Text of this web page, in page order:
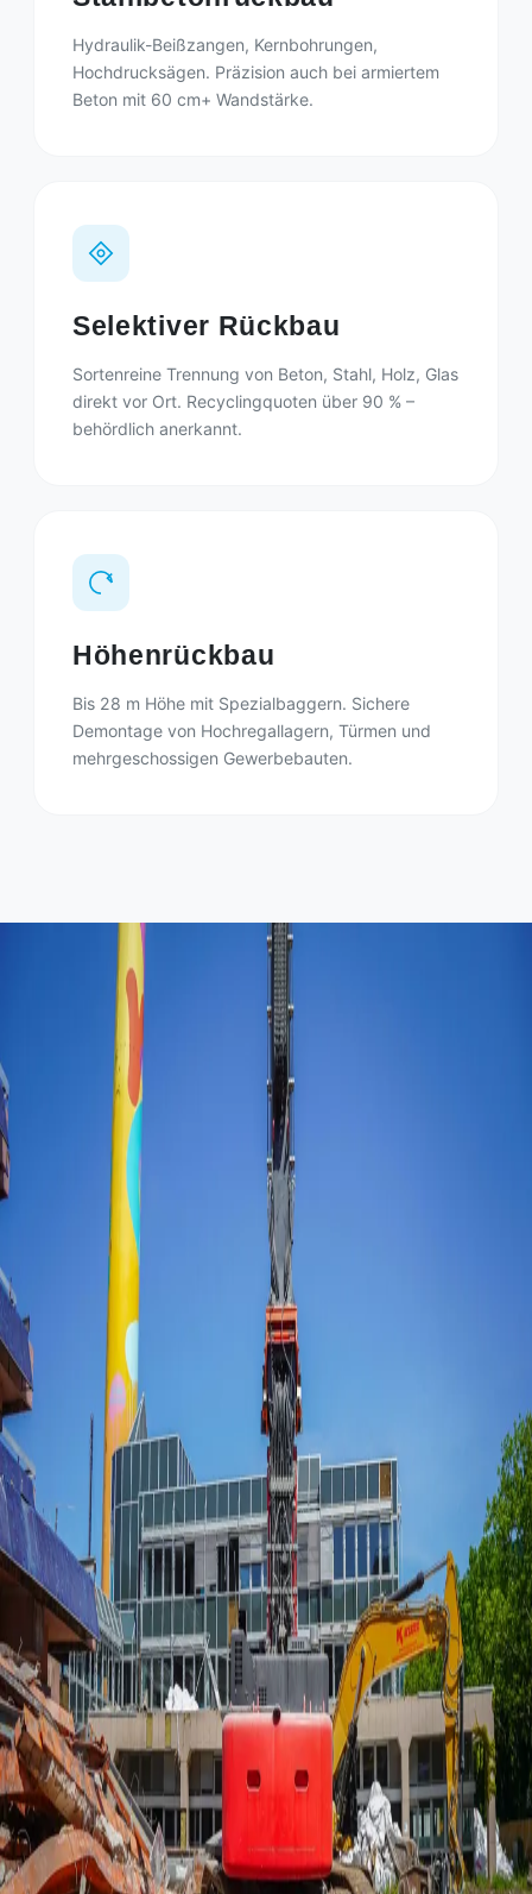
Hydraulik-Beißzangen, Kernbohrungen,
Hochdrucksägen. Präzision auch bei armiertem
Beton mit 60 cm+ Wandstärke.
Selektiver Rückbau
Sortenreine Trennung von Beton, Stahl, Holz, Glas
direkt vor Ort. Recyclingquoten über 90 % –
behördlich anerkannt.
Höhenrückbau
Bis 28 m Höhe mit Spezialbaggern. Sichere
Demontage von Hochregallagern, Türmen und
mehrgeschossigen Gewerbebauten.